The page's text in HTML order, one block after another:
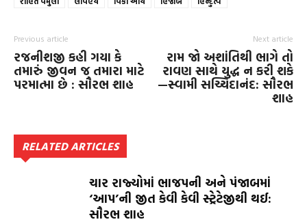
Previous article
રજનીશજી કહી ગયા કે
તમારું જીવન જ તમારા માટે
પરમાત્મા છે : સૌરભ શાહ
Next article
રામ જો અશાંતિથી ભાગે તો
રાવણ સાથે યુદ્ધ ન કરી શકે
—સ્વામી સચ્ચિદાનંદ: સૌરભ
શાહ
RELATED ARTICLES
ચાર રાજ્યોમાં ભાજપની અને પંજાબમાં
‘આપ’ની જીત કેવી કેવી સ્ટ્રેટેજીથી થઈ:
સૌરભ શાહ